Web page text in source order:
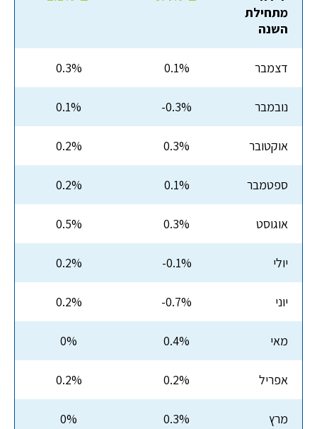
מתחילת
השנה
דצמבר 0.1%
0.3%
נובמבר -0.3%
0.1%
אוקטובר 0.3%
0.2%
ספטמבר 0.1%
0.2%
אוגוסט 0.3%
0.5%
יולי -0.1%
0.2%
יוני -0.7%
0.2%
מאי 0.4%
0%
אפריל 0.2%
0.2%
מרץ 0.3%
0%